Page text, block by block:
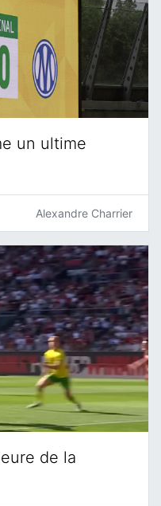
un ultime
Alexandre Charrier
de la